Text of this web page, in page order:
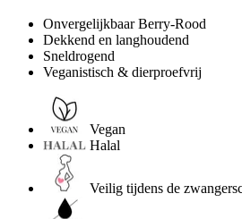
Onvergelijkbaar Berry-Rood
Dekkend en langhoudend
Sneldrogend
Veganistisch & dierproefvrij
Vegan
Halal
Veilig tijdens de